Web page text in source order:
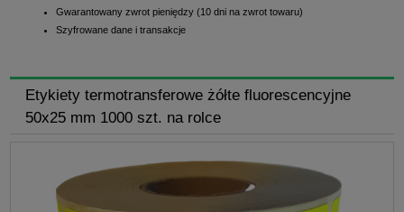
Gwarantowany zwrot pieniędzy (10 dni na zwrot towaru)
Szyfrowane dane i transakcje
Etykiety termotransferowe żółte fluorescencyjne
50x25 mm 1000 szt. na rolce